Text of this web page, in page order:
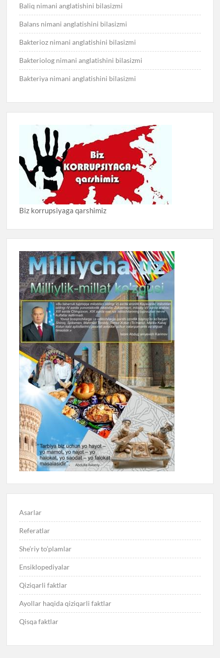
Baliq nimani anglatishini bilasizmi
Balans nimani anglatishini bilasizmi
Bakterioz nimani anglatishini bilasizmi
Bakteriolog nimani anglatishini bilasizmi
Bakteriya nimani anglatishini bilasizmi
Biz korrupsiyaga qarshimiz
Asarlar
Referatlar
She’riy to’plamlar
Ensiklopediyalar
Qiziqarli faktlar
Ayollar haqida qiziqarli faktlar
Qisqa faktlar